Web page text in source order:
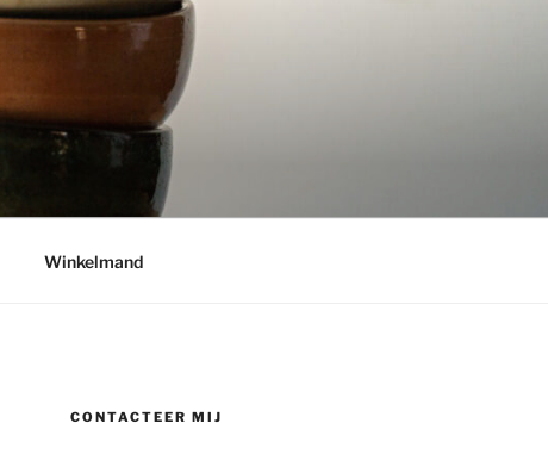
Winkelmand
CONTACTEER MIJ